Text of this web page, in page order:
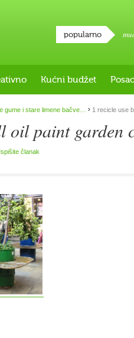
popularno
Kućni budžet
gume i stare limene bačve… › 1 recicle use
oil paint garden
Ispišite članak